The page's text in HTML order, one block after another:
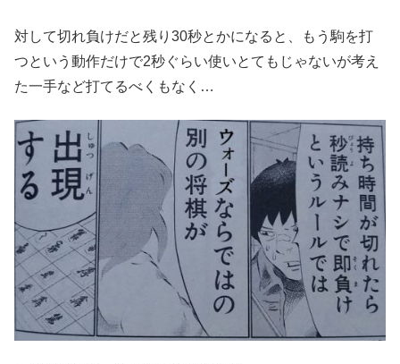
対して切れ負けだと残り30秒とかになると、もう駒を打
つという動作だけで2秒ぐらい使いとてもじゃないが考え
た一手など打てるべくもなく…